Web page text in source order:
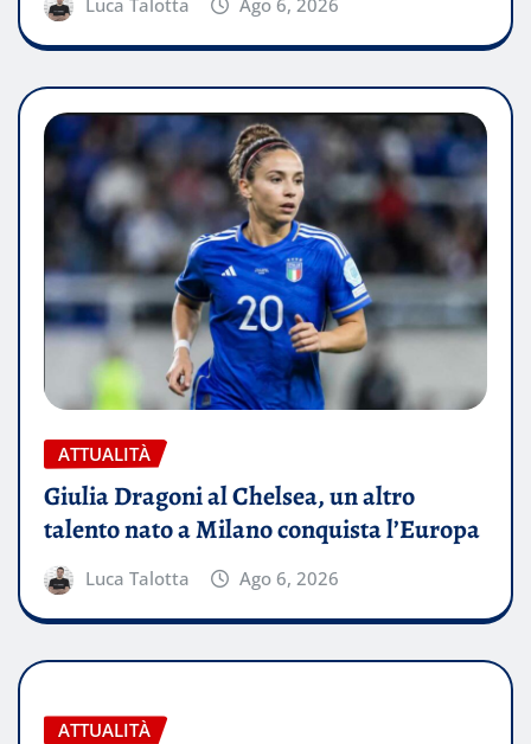
ATTUALITÀ
Giulia Dragoni al Chelsea, un altro
talento nato a Milano conquista l’Europa
Luca Talotta Ago 6, 2026
ATTUALITÀ